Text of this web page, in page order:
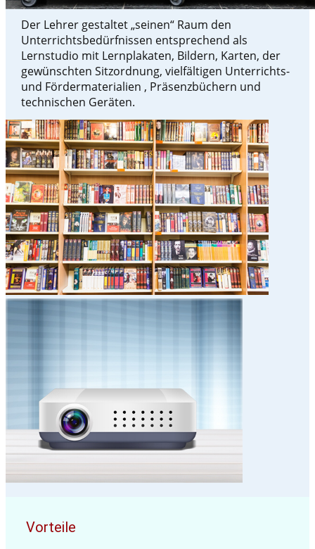
Der Lehrer gestaltet „seinen“ Raum den
Unterrichtsbedürfnissen entsprechend als
Lernstudio mit Lernplakaten, Bildern, Karten, der
gewünschten Sitzordnung, vielfältigen Unterrichts-
und Fördermaterialien , Präsenzbüchern und
technischen Geräten.
Vorteile